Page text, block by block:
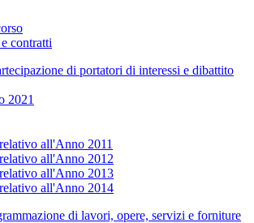
contratti
di portatori di interessi e dibattito
2021
all'Anno 2011
all'Anno 2012
all'Anno 2013
all'Anno 2014
di lavori, opere, servizi e forniture